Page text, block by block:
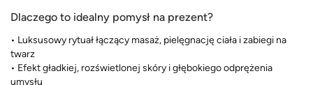
Dlaczego to idealny pomysł na prezent?
• Luksusowy rytuał łączący masaż, pielęgnację ciała i zabiegi na
twarz
• Efekt gładkiej, rozświetlonej skóry i głębokiego odprężenia
umysłu